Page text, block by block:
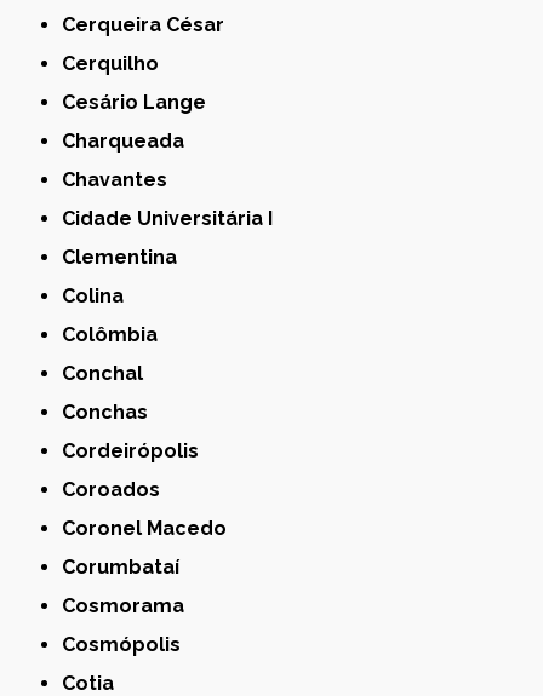
Cerqueira César
Cerquilho
Cesário Lange
Charqueada
Chavantes
Cidade Universitária I
Clementina
Colina
Colômbia
Conchal
Conchas
Cordeirópolis
Coroados
Coronel Macedo
Corumbataí
Cosmorama
Cosmópolis
Cotia